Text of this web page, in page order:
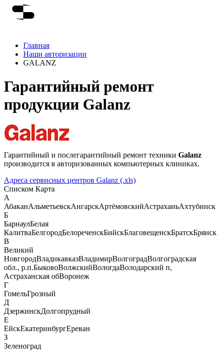
Главная
Наши авторизации
GALANZ
Гарантийный ремонт
продукции Galanz
Гарантийный и послегарантийный ремонт техники Galanz
производится в авторизованных компьютерных клиниках.
Адреса сервисных центров Galanz (.xls)
Списком Карта
А
АбаканАльметьевскАнгарскАртёмовскийАстраханьАхтубинск
Б
БарнаулБелая
КалитваБелгородБелореченскБийскБлаговещенскБратскБрянск
В
Великий
НовгородВладикавказВладимирВолгоградВолгоградская
обл., р.п.БыковоВолжскийВологдаВолодарский п,
Астраханская обВоронеж
Г
ГомельГрозный
Д
ДзержинскДолгопрудный
Е
ЕйскЕкатеринбургЕреван
З
Зеленоград